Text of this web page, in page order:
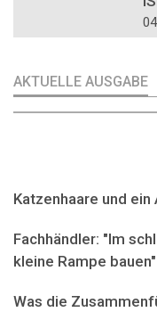
AKTUELLE AUSGABE
Katzenhaare und ein
Fachhändler: "Im
kleine Rampe bauen"
Was die